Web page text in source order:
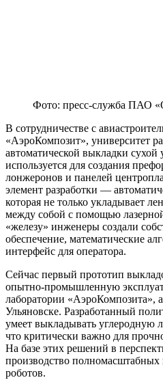
Фото: пресс-служба ПАО
В сотрудничестве с
«АэроКомпозит», университет
автоматической выкладки сухой
используется для создания
лонжеронов и панелей
элемент разработки —
которая не только укладывает
между собой с помощью
«железу» инженеры создали
обеспечение, математические
интерфейс для оператора.
Сейчас первый прототип
опытно-промышленную
лаборатории «АэроКомпозита»,
Ульяновске. Разработанный
умеет выкладывать углеродную
что критически важно для
На базе этих решений в
производство
роботов.